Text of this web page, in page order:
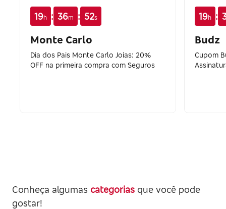
19h : 36m : 51s
Monte Carlo
Dia dos Pais Monte Carlo Joias: 20%
OFF na primeira compra com Seguros
19h :
Budz
Cupom
Conheça algumas categorias que você pode
gostar!